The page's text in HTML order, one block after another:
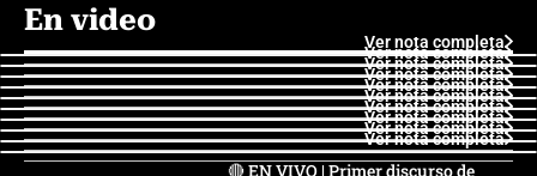
En video
Ver nota completa
Ver nota completa
Ver nota completa
Ver nota completa
Ver nota completa
Ver nota completa
Ver nota completa
Ver nota completa
Ver nota completa
Ver nota completa
🔴 EN VIVO | Primer discurso de